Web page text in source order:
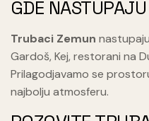
GDE
Trubaci Zemun
Gardoš, Kej, restorani na
Prilagodjavamo se
najbolju atmosferu.